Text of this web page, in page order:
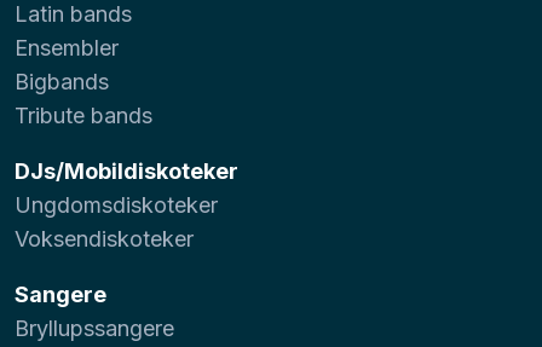
Latin bands
Ensembler
Bigbands
Tribute bands
DJs/Mobildiskoteker
Ungdomsdiskoteker
Voksendiskoteker
Sangere
Bryllupssangere